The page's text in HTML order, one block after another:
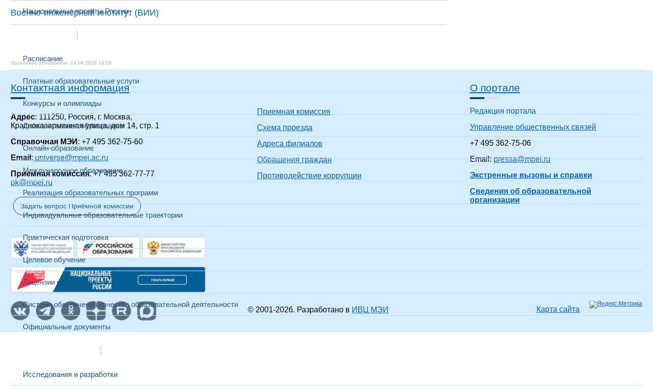
Национальные проекты России
Расписание
Платные образовательные услуги
Конкурсы и олимпиады
Дополнительное образование
Онлайн-образование
Международное образование
Реализация образовательных программ
Индивидуальные образовательные траектории
Практическая подготовка
Целевое обучение
Лицензии и аккредитации
Система обеспечения качества образовательной деятельности
Официальные документы
Исследования и разработки
Военно-инженерный институт (ВИИ)
14.04.2026 13:19
Контактная информация
Адрес: 111250, Россия, г. Москва,
Красноказарменная улица, дом 14, стр. 1
Справочная МЭИ : +7 495 362-75-60
Email:universe@mpei.ac.ru
Приемная комиссия: +7 495 362-77-77
pk@mpei.ru
Задать вопрос Приёмной комиссии
Приемная комиссия
Схема проезда
Адреса филиалов
Обращения граждан
Противодействие коррупции
О портале
Редакция портала
Управление общественных связей
+7 495 362-75-06
Email: pressa@mpei.ru
Экстренные вызовы и справки
Сведения об образовательной
организации
© 2001-2026. Разработано в ИВЦ МЭИ Карта сайта